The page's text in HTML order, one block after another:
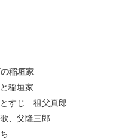
稲垣家
稲垣家
すじ 祖父真郎
、父隆三郎